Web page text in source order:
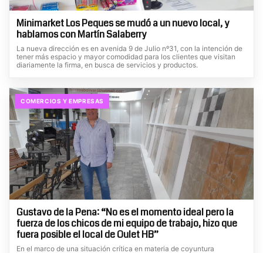
Minimarket Los Peques se mudó a un nuevo local, y
hablamos con Martín Salaberry
La nueva dirección es en avenida 9 de Julio nº31, con la intención de
tener más espacio y mayor comodidad para los clientes que visitan
diariamente la firma, en busca de servicios y productos.
COMERCIOS Y EMPRESAS
Gustavo de la Pena: “No es el momento ideal pero la
fuerza de los chicos de mi equipo de trabajo, hizo que
fuera posible el local de Oulet HB”
En el marco de una situación crítica en materia de coyuntura